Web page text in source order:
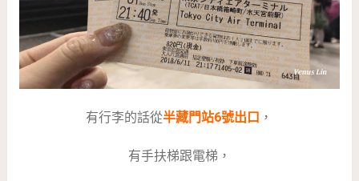
有行李的話從半藏門站6號出口 ，
有手扶梯跟電梯，